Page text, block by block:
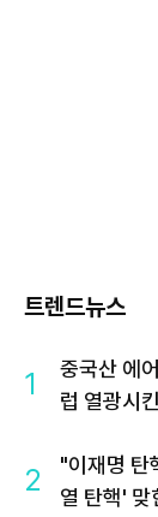
트렌드뉴스
1
중국산 에
럽 열광시
2
"이재명 탄
열 탄핵'